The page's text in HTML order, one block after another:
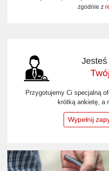
zgodnie z
Jesteś
Przygotujemy Ci specjalną
krótką ankietę, a
Wypełnij